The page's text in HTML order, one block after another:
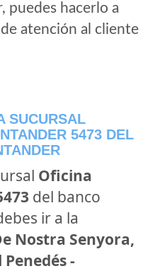
puedes hacerlo a
atención al cliente
SUCURSAL
5473 DEL
Oficina
del banco
ir a la
Nostra Senyora,
-